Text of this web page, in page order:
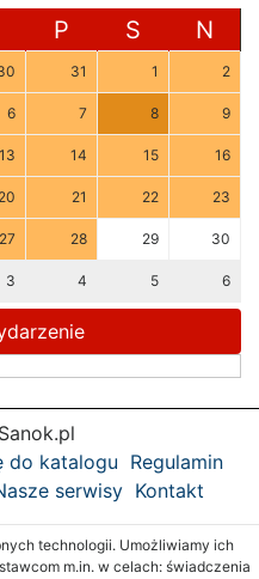
P S N
31 1 2
6 7 8 9
13 14 15 16
20 21 22 23
27 28 29 30
3 4 5 6
do katalogu Regulamin
serwisy Kontakt
technologii. Umożliwiamy ich
m.in. w celach: świadczenia